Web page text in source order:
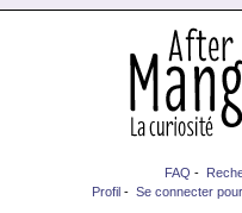
FAQ -
Profil - Se connecter